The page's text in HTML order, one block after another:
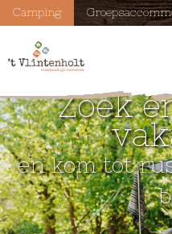
Camping
Zoek
en kom tot